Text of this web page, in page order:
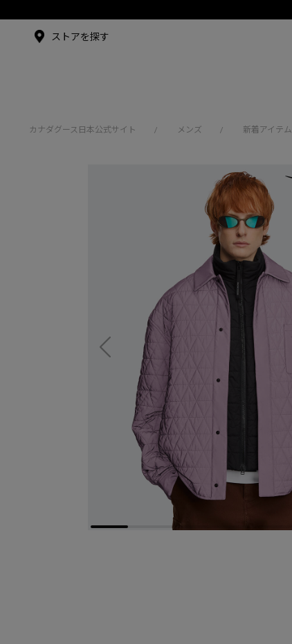
アンバサダー
ストアを探す
カナダグース日本公式サイト / メンズ / 新着アイテム